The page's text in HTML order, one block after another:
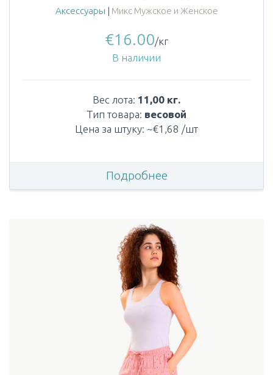
Аксессуары | Микс Мужское и Женское
€16.00/кг
В наличии
Вес лота: 11,00 кг.
Тип товара: весовой
Цена за штуку: ~€1,68 /шт
Подробнее